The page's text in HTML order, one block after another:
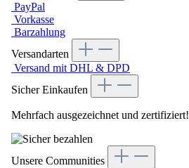
PayPal
Vorkasse
Barzahlung
Versandarten
Versand mit DHL & DPD
Sicher Einkaufen
Mehrfach ausgezeichnet und zertifiziert!
Unsere Communities